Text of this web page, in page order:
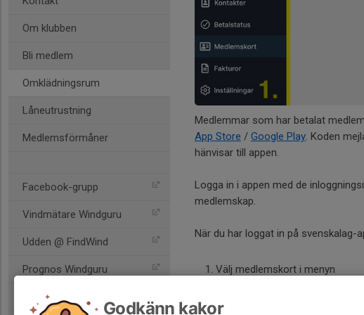
Om klubben
Bli medlem
Omklädningsrum
Låneutrustning
Medlemsförmåner
Facebook-grupp
Vindmätare Windguru
Udden @ FindWind
Prognos Windguru
Prognos Yr
Medlemmar som har betalat
App Store / Google Play. Koden
hänvisar till appen.
Logga in i appen med de
medlemskap.
När du har loggat in på
Välj medlemskort i menyn
Tryck på paketet uppe i högra
Godkänn kakor